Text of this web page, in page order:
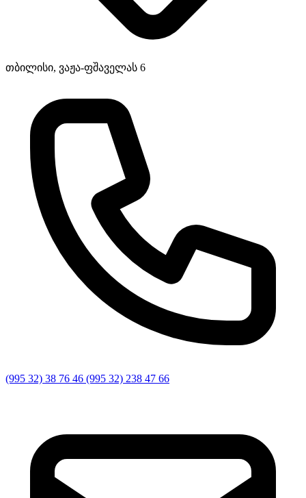
თბილისი, ვაჟა-ფშაველას 6
(995 32) 38 76 46 (995 32) 238 47 66